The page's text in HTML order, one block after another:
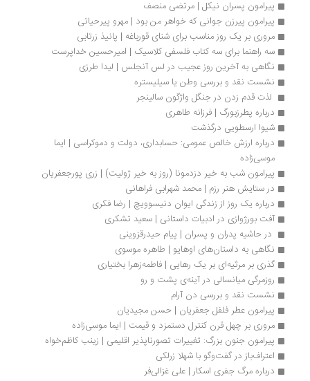
پیرامون پسران نیکل | مرتضی منصف
پیرامون پیرزن جوانی که خواهر من بود | مهرو پیرحیاتی
مروری بر یک روز مناسب برای شنای قورباغه | پانیذ زرتابی
سه راهنما برای سه کتاب فلسفی کلاسیک | امیرحسین خداپرست
نگاهی به آخرین روز عجیب در لس آنجلس | لیدا طرزی
نشست نقد و بررسی وطن یا سیلیستره
لذت قدم زدن در جنگل واژگون سالینجر
درباره پطرزبورگ | فرزانه طاهری
شیوا ارسطویی درگذشت
درباره ارزش خالص عمومی: حسابداری، دولت و دموکراسی | ایما
موسی‌زاده
پیرامون شب به‌ خیر دزدمونا (روز به‌ خیر ژولیت) | زری پورجعفریان
در ستایش هنر رزم | محمد شهرابی فراهانی
درباره یک روز از زندگى ایوان دنیسوویچ | رضا فکری
آفت بورژوازی در ادبیات داستانی | سعید تشکری
در حاشیه پدران و پسران | پیام حیدرقزوینی
نگاهی به داستان‌های اوهایو | طاهره موسوی
گذری بر مرثیه‌ای بر یک رهایی | فاطمه‌زهرا بختیاری
روزمرگی میانسالی در آینه‌ی پشت و رو
نشست نقد و بررسی دن آرام
پیرامون عطر فلفل جعفریان | حسن مجیدیان
مروری بر چهل قرن کنترل دستمزد و قیمت | ایما موسی‌زاده
پیرامون جنون بزرگ: تغییرات تصورناپذیر اقلیمی | زینب کاظم‌خواه
اعتراف‌باز در گفت‌وگو با شهلا زرلکی
درباره مرگ جفری اسکار | علی غزالی‌فر